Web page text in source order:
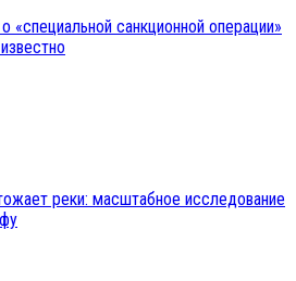
«специальной санкционной операции»
реки: масштабное исследование